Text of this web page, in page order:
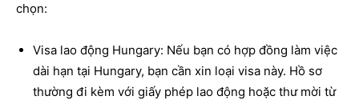
chọn:
Visa lao động Hungary: Nếu bạn có hợp đồng làm việc
dài hạn tại Hungary, bạn cần xin loại visa này. Hồ sơ
thường đi kèm với giấy phép lao động hoặc thư mời từ